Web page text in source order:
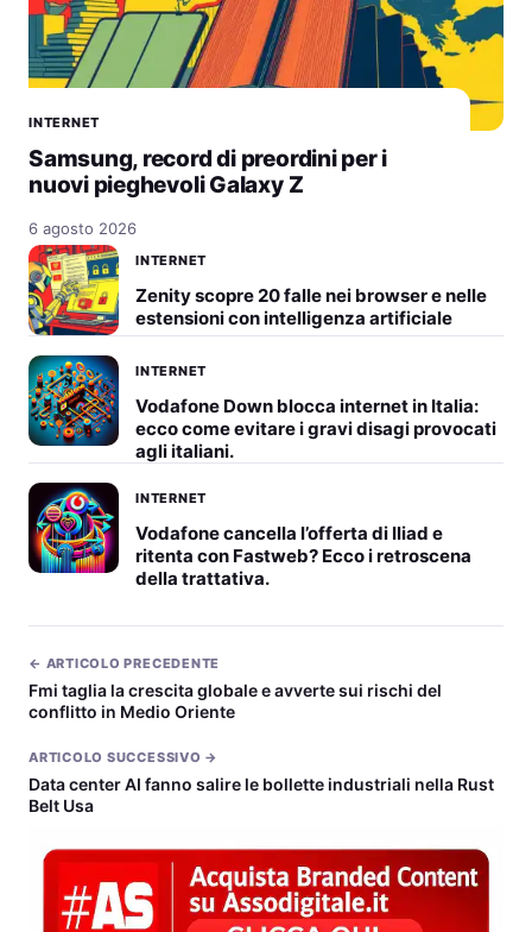
INTERNET
Samsung, record di preordini per i
nuovi pieghevoli Galaxy Z
6 agosto 2026
INTERNET
Zenity scopre 20 falle nei browser e nelle
estensioni con intelligenza artificiale
INTERNET
Vodafone Down blocca internet in Italia:
ecco come evitare i gravi disagi provocati
agli italiani.
INTERNET
Vodafone cancella l’offerta di Iliad e
ritenta con Fastweb? Ecco i retroscena
della trattativa.
← ARTICOLO PRECEDENTE
Fmi taglia la crescita globale e avverte sui rischi del
conflitto in Medio Oriente
ARTICOLO SUCCESSIVO →
Data center AI fanno salire le bollette industriali nella Rust
Belt Usa